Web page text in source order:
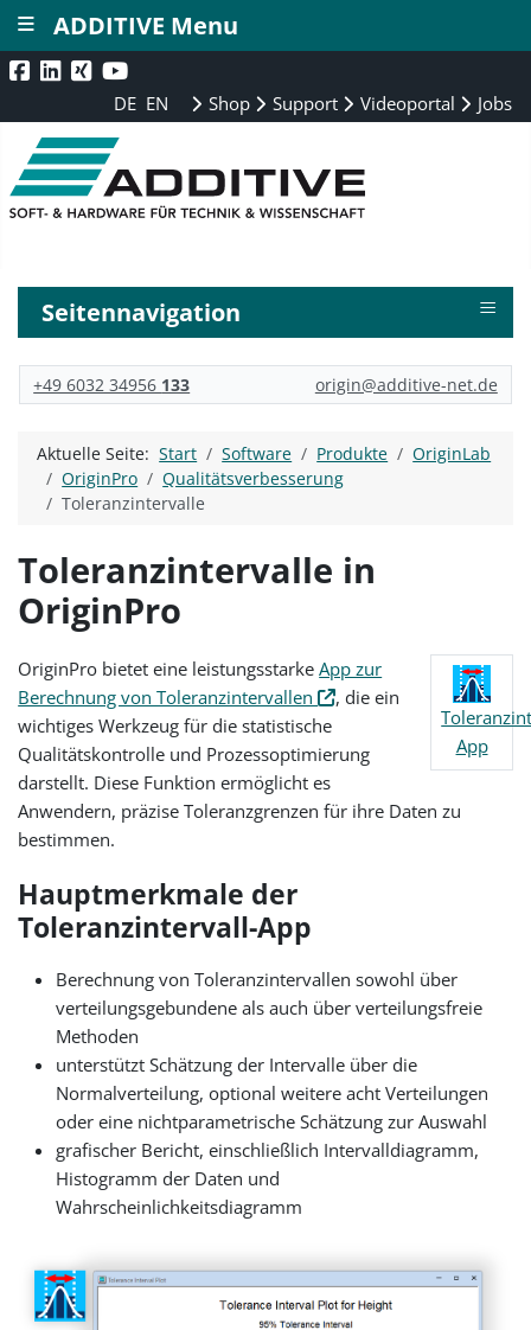
DE EN Shop Support Videoportal Jobs
Seitennavigation ≡
+49 6032 34956 133 origin@additive-net.de
Aktuelle Seite:Start Software Produkte
OriginLab
OriginPro
Qualitätsverbesserung
Toleranzintervalle
Toleranzintervalle in
OriginPro
App
OriginPro bietet eine leistungsstarkeApp zur
Berechnung von Toleranzintervallen
, die ein
wichtiges Werkzeug für die statistische
Qualitätskontrolle und Prozessoptimierung
darstellt. Diese Funktion ermöglicht es
Anwendern, präzise Toleranzgrenzen für ihre Daten zu
bestimmen.
Hauptmerkmale der
Toleranzintervall-App
Berechnung von Toleranzintervallen sowohl über
verteilungsgebundene als auch über verteilungsfreie
Methoden
unterstützt Schätzung der Intervalle über die
Normalverteilung, optional weitere acht Verteilungen
oder eine nichtparametrische Schätzung zur Auswahl
grafischer Bericht, einschließlich Intervalldiagramm,
Histogramm der Daten und
Wahrscheinlichkeitsdiagramm
ADDITIVE Menu
≡